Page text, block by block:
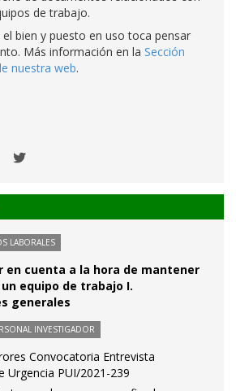
de trabajo.
bien y puesto en uso toca pensar
Más información en la Sección
nuestra web.
LABORALES
en cuenta a la hora de mantener
equipo de trabajo I.
generales
INVESTIGADOR
Convocatoria Entrevista
Urgencia PUI/2021-239